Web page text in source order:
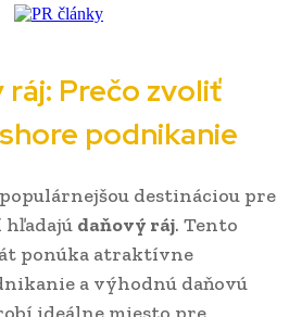
Prečo zvoliť
podnikanie
destináciou pre
daňový ráj. Tento
ponúka atraktívne
a výhodnú daňovú